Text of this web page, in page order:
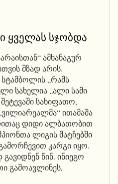
ყველას სჯობდა
ამხანაგურ
მზად არის.
სტამბოლის „რამს
სახელია „ალი სამი
სახიფათო,
ითამაშა
დიდი ალბათობით
ლიგის მატჩებში
კარგი იყო.
წინ. ინიეგო
გამოავლინეს,